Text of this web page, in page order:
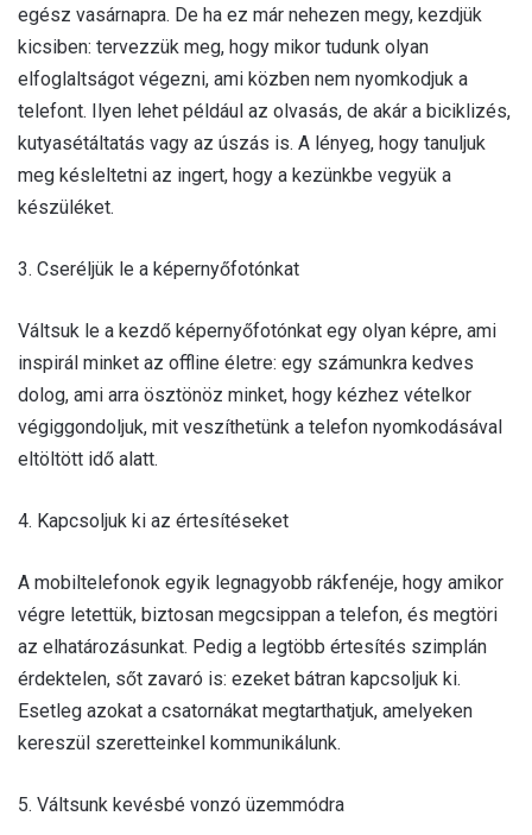
egész vasárnapra. De ha ez már nehezen megy, kezdjük
kicsiben: tervezzük meg, hogy mikor tudunk olyan
elfoglaltságot végezni, ami közben nem nyomkodjuk a
telefont. Ilyen lehet például az olvasás, de akár a biciklizés,
kutyasétáltatás vagy az úszás is. A lényeg, hogy tanuljuk
meg késleltetni az ingert, hogy a kezünkbe vegyük a
készüléket.
3. Cseréljük le a képernyőfotónkat
Váltsuk le a kezdő képernyőfotónkat egy olyan képre, ami
inspirál minket az offline életre: egy számunkra kedves
dolog, ami arra ösztönöz minket, hogy kézhez vételkor
végiggondoljuk, mit veszíthetünk a telefon nyomkodásával
eltöltött idő alatt.
4. Kapcsoljuk ki az értesítéseket
A mobiltelefonok egyik legnagyobb rákfenéje, hogy amikor
végre letettük, biztosan megcsippan a telefon, és megtöri
az elhatározásunkat. Pedig a legtöbb értesítés szimplán
érdektelen, sőt zavaró is: ezeket bátran kapcsoljuk ki.
Esetleg azokat a csatornákat megtarthatjuk, amelyeken
kereszül szeretteinkel kommunikálunk.
5. Váltsunk kevésbé vonzó üzemmódra